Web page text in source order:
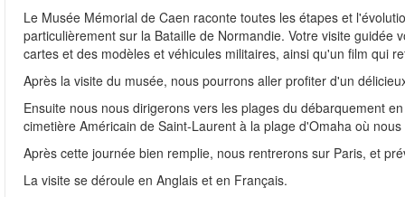
Le Musée Mémorial de Caen raconte toutes les étapes et
particulièrement sur la Bataille de Normandie. Votre visite
cartes et des modèles et véhicules militaires, ainsi qu'un film qui
Après la visite du musée, nous pourrons aller profiter d'un
Ensuite nous nous dirigerons vers les plages du débarquement
cimetière Américain de Saint-Laurent à la plage d'Omaha où
Après cette journée bien remplie, nous rentrerons sur Paris, et
La visite se déroule en Anglais et en Français.